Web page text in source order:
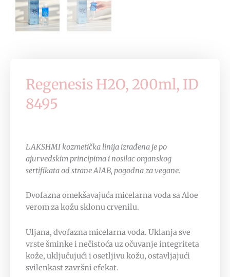
Regenesis H2O, 200ml, ID
8495
LAKSHMI kozmetička linija izrađena je po
ajurvedskim principima i nosilac organskog
sertifikata od strane AIAB, pogodna za vegane.
Dvofazna omekšavajuća micelarna voda sa Aloe
verom za kožu sklonu crvenilu.
Uljana, dvofazna micelarna voda. Uklanja sve
vrste šminke i nečistoća uz očuvanje integriteta
kože, uključujući i osetljivu kožu, ostavljajući
svilenkast završni efekat.